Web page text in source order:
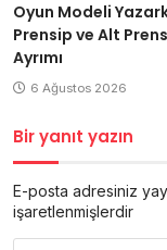
Oyun Modeli
Prensip ve Alt
Ayrımı
6 Ağustos 2026
Bir yanıt yazın
E-posta adresiniz
işaretlenmişlerdir